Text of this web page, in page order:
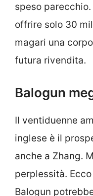
speso parecchio.
offrire solo 30
magari una
futura rivendita.
Balogun
Il ventiduenne
inglese è il
anche a Zhang.
perplessità.
Balogun